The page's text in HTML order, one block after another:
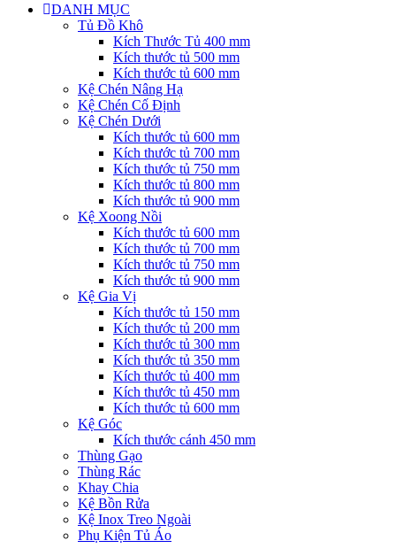
DANH MỤC
Tủ Đồ Khô
Kích Thước Tủ 400 mm
Kích thước tủ 500 mm
Kích thước tủ 600 mm
Kệ Chén Nâng Hạ
Kệ Chén Cố Định
Kệ Chén Dưới
Kích thước tủ 600 mm
Kích thước tủ 700 mm
Kích thước tủ 750 mm
Kích thước tủ 800 mm
Kích thước tủ 900 mm
Kệ Xoong Nồi
Kích thước tủ 600 mm
Kích thước tủ 700 mm
Kích thước tủ 750 mm
Kích thước tủ 900 mm
Kệ Gia Vị
Kích thước tủ 150 mm
Kích thước tủ 200 mm
Kích thước tủ 300 mm
Kích thước tủ 350 mm
Kích thước tủ 400 mm
Kích thước tủ 450 mm
Kích thước tủ 600 mm
Kệ Góc
Kích thước cánh 450 mm
Thùng Gạo
Thùng Rác
Khay Chia
Kệ Bồn Rửa
Kệ Inox Treo Ngoài
Phụ Kiện Tủ Áo